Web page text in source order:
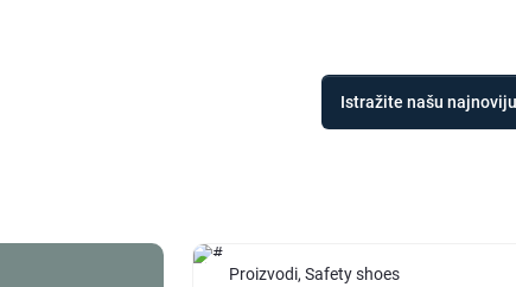
Istražite našu
Proizvodi, Safety shoes